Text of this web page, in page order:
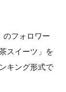
のフォロワー
スイーツ」を
キング形式で